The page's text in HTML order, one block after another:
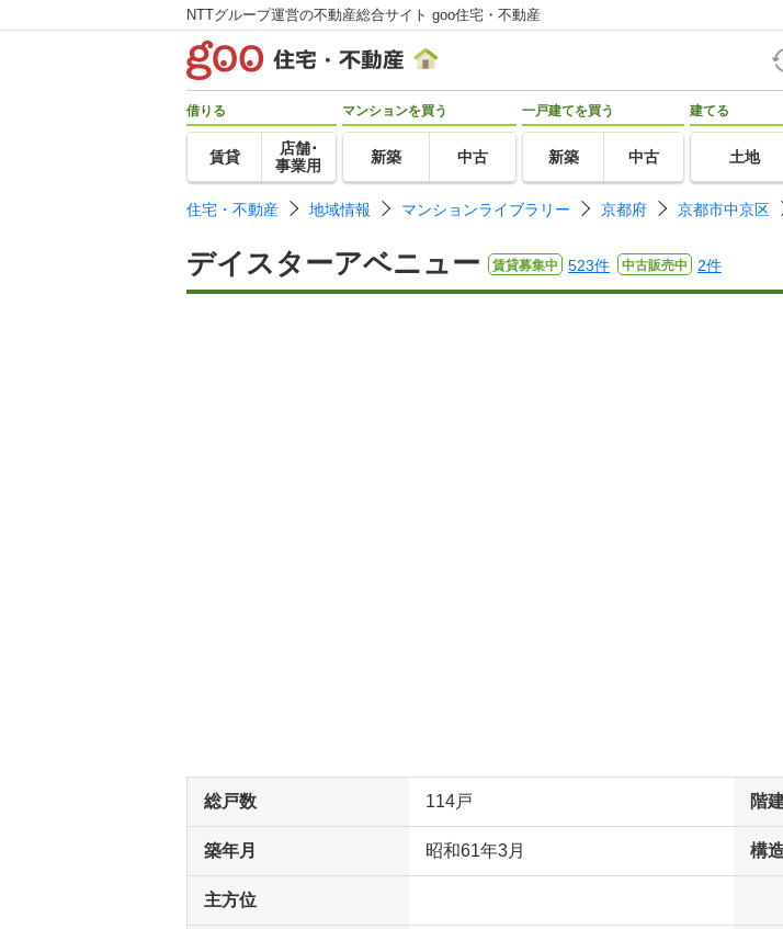
NTTグループ運営の不動産総合サイト goo住宅・不動産
借りる
賃貸
店舗･
事業用
マンションを買う
新築 中古
一戸建てを買う
新築 中古
建てる
土地
住宅・不動産 地域情報 マンションライブラリー 京都府 京都市中京区
デイスターアベニュー 賃貸募集中 523件 中古販売中 2件
総戸数 114戸 階
築年月 昭和61年3月 構
主方位